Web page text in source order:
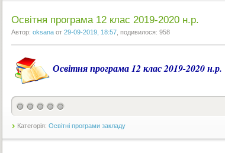
Освітня програма 12 клас 2019-2020 н.р.
Автор: oksana от 29-09-2019, 18:57 , подивилося: 958
Освітня програма 12 клас 2019-2020 н.р.
Категорія: Освітні програми закладу